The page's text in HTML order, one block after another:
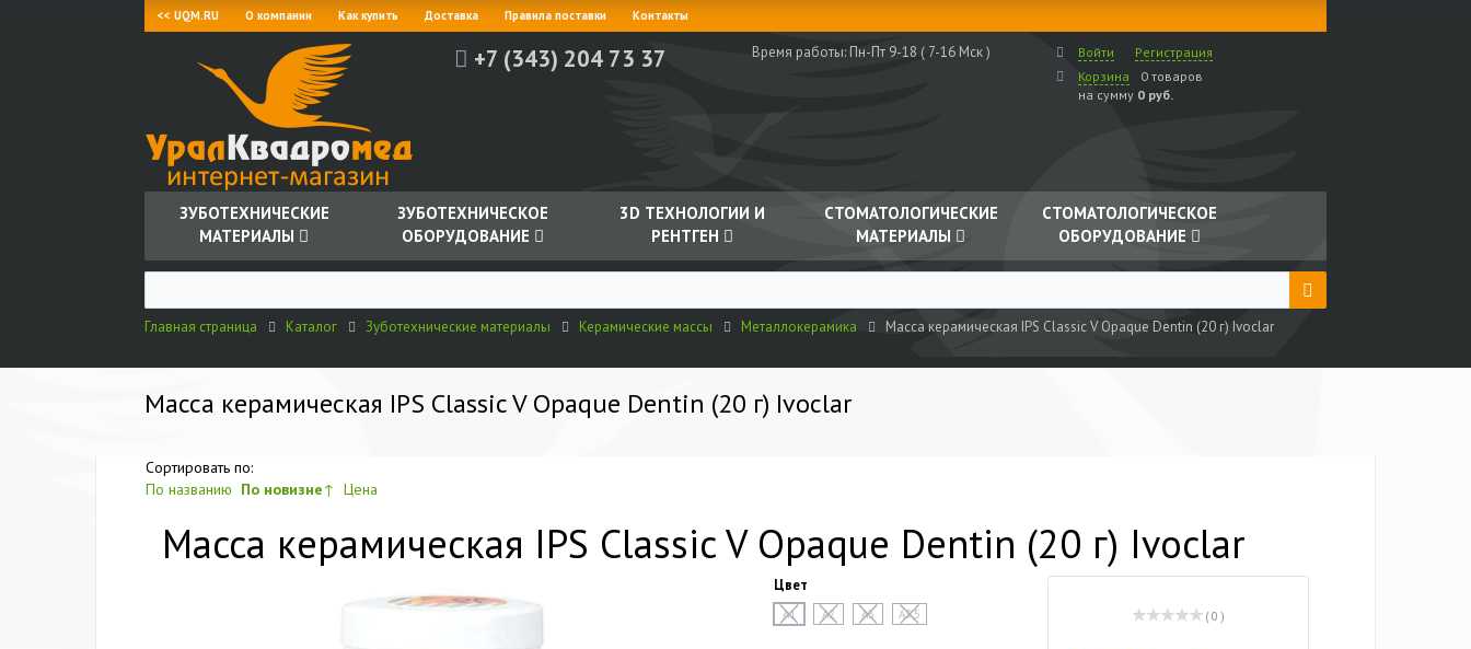
<< UQM.RU О компании Как купить Доставка Правила поставки Контакты
+7 (343) 204 73 37 Время работы:Пн-Пт 9-18 ( 7-16 Мск ) Войти
Регистрация
Корзина
0 товаров
на сумму 0 руб.
ЗУБОТЕХНИЧЕСКИЕ
МАТЕРИАЛЫ
ЗУБОТЕХНИЧЕСКОЕ
ОБОРУДОВАНИЕ
3D ТЕХНОЛОГИИ И
РЕНТГЕН
СТОМАТОЛОГИЧЕСКИЕ
МАТЕРИАЛЫ
СТОМАТОЛОГИЧЕСКОЕ
ОБОРУДОВАНИЕ
Главная страница Каталог Зуботехнические материалы Керамические массы Металлокерамика Масса керамическая IPS Classic V Opaque Dentin (20 г) Ivoclar
Масса керамическая IPS Classic V Opaque Dentin (20 г) Ivoclar
Сортировать по:
По названию По новизне↑ Цена
Масса керамическая IPS Classic V Opaque Dentin (20 г) Ivoclar
Цвет
A1 A2 A3 A3,5 ( 0 )